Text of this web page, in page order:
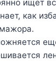
ищет
как